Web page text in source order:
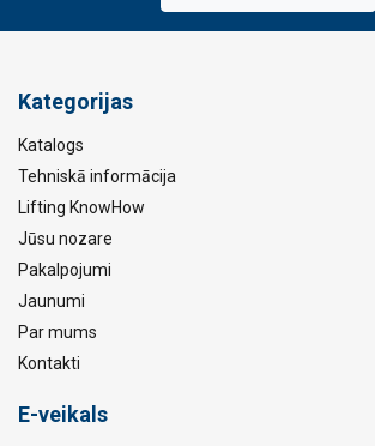
Kategorijas
Katalogs
Tehniskā informācija
Lifting KnowHow
Jūsu nozare
Pakalpojumi
Jaunumi
Par mums
Kontakti
E-veikals